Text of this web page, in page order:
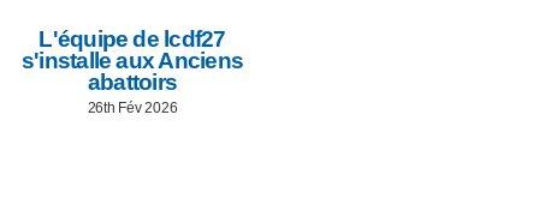
L'équipe de lcdf27
s'installe aux Anciens
abattoirs
26th Fév 2026